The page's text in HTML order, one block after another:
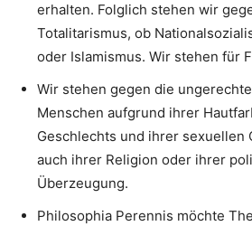
erhalten. Folglich stehen wir
Totalitarismus, ob
oder Islamismus. Wir stehen für
Wir stehen gegen die
Menschen aufgrund ihrer
Geschlechts und ihrer sexuellen
auch ihrer Religion oder ihrer
Überzeugung.
Philosophia Perennis möchte